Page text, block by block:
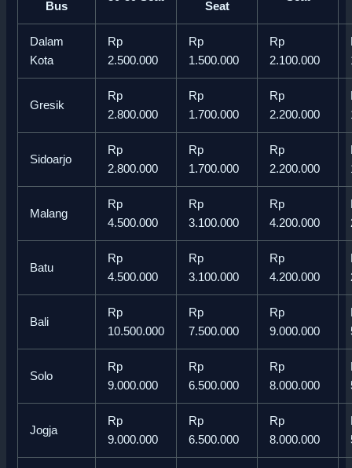
Bus
Seat
Dalam
Kota
Rp
2.500.000
Rp
1.500.000
Rp
2.100.000
Gresik
Rp
2.800.000
Rp
1.700.000
Rp
2.200.000
Sidoarjo
Rp
2.800.000
Rp
1.700.000
Rp
2.200.000
Malang
Rp
4.500.000
Rp
3.100.000
Rp
4.200.000
Batu
Rp
4.500.000
Rp
3.100.000
Rp
4.200.000
Bali
Rp
10.500.000
Rp
7.500.000
Rp
9.000.000
Solo
Rp
9.000.000
Rp
6.500.000
Rp
8.000.000
Jogja
Rp
9.000.000
Rp
6.500.000
Rp
8.000.000